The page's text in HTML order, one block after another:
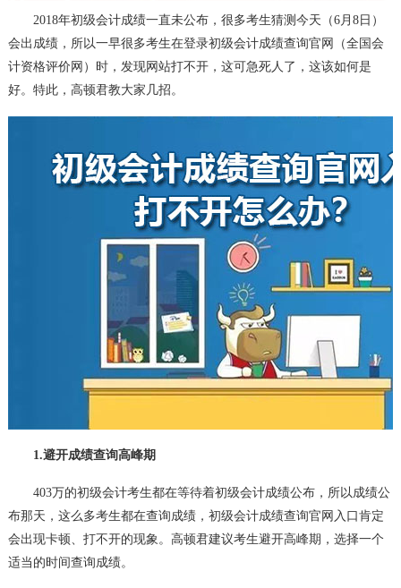
2018年初级会计成绩一直未公布，很多考生猜测今天（6月8日）
会出成绩，所以一早很多考生在登录初级会计成绩查询官网（全国会
计资格评价网）时，发现网站打不开，这可急死人了，这该如何是
好。特此，高顿君教大家几招。
1.避开成绩查询高峰期
403万的初级会计考生都在等待着初级会计成绩公布，所以成绩公
布那天，这么多考生都在查询成绩，初级会计成绩查询官网入口肯定
会出现卡顿、打不开的现象。高顿君建议考生避开高峰期，选择一个
适当的时间查询成绩。